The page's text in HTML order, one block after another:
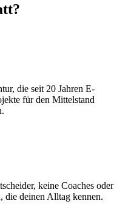
die seit 20 Jahren E-
für den Mittelstand
keine Coaches oder
die deinen Alltag kennen.